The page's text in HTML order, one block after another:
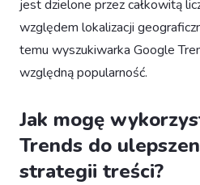
jest dzielone przez całkowitą
względem lokalizacji
temu wyszukiwarka Google
względną popularność.
Jak mogę
Trends do
strategii treści?